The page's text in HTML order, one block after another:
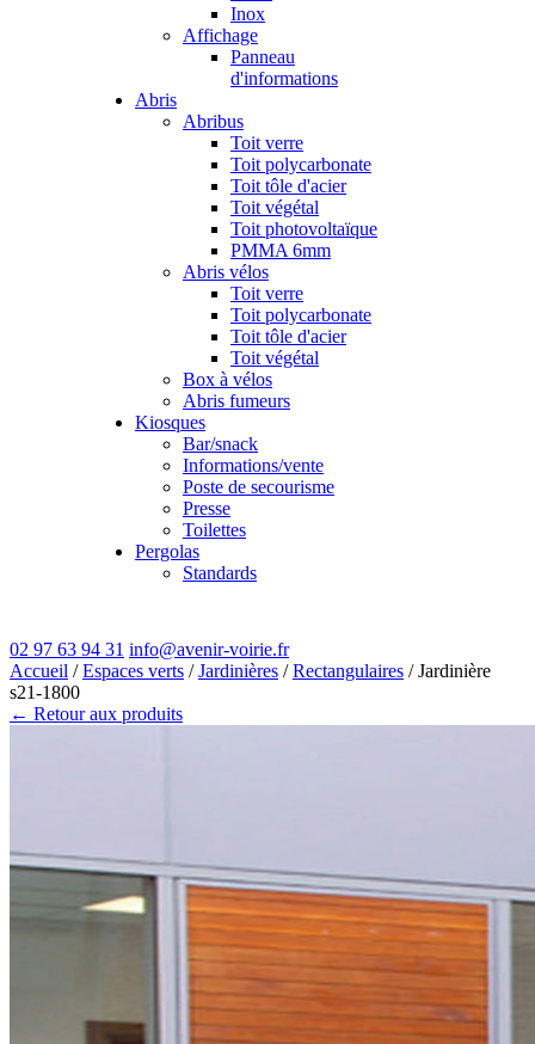
Inox
Affichage
Panneau
d'informations
Abris
Abribus
Toit verre
Toit polycarbonate
Toit tôle d'acier
Toit végétal
Toit photovoltaïque
PMMA 6mm
Abris vélos
Toit verre
Toit polycarbonate
Toit tôle d'acier
Toit végétal
Box à vélos
Abris fumeurs
Kiosques
Bar/snack
Informations/vente
Poste de secourisme
Presse
Toilettes
Pergolas
Standards
02 97 63 94 31 info@avenir-voirie.fr
Accueil /Espaces verts /Jardinières /Rectangulaires / Jardinière
s21-1800
← Retour aux produits